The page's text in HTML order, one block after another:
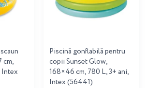
cm,
Intex
Piscină gonflabilă pentru
copii Sunset Glow,
168×46 cm, 780 L, 3+ ani,
Intex (56441)